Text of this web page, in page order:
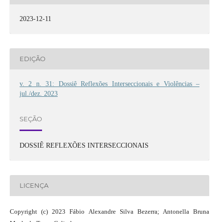
2023-12-11
EDIÇÃO
v. 2 n. 31: Dossiê Reflexões Interseccionais e Violências –
jul./dez. 2023
SEÇÃO
DOSSIÊ REFLEXÕES INTERSECCIONAIS
LICENÇA
Copyright (c) 2023 Fábio Alexandre Silva Bezerra; Antonella Bruna